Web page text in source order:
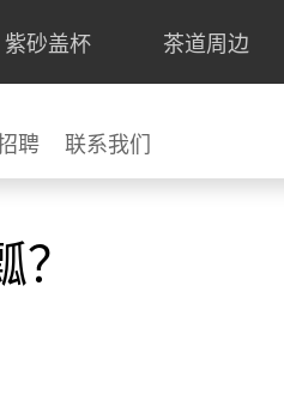
紫砂盖杯 茶道周边
聘 联系我们